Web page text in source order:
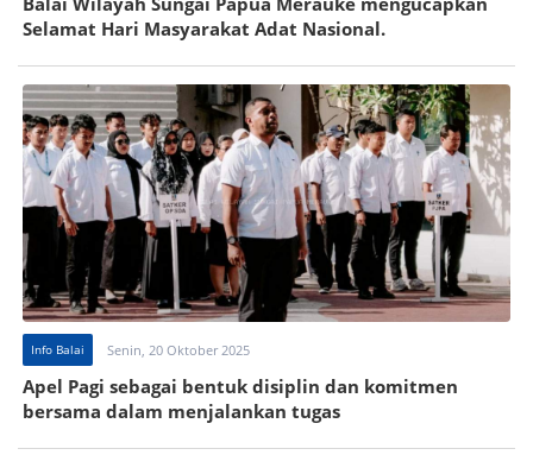
Selamat Hari Masyarakat Adat Nasional.
Info Balai Senin, 20 Oktober 2025
Apel Pagi sebagai bentuk disiplin dan komitmen
bersama dalam menjalankan tugas